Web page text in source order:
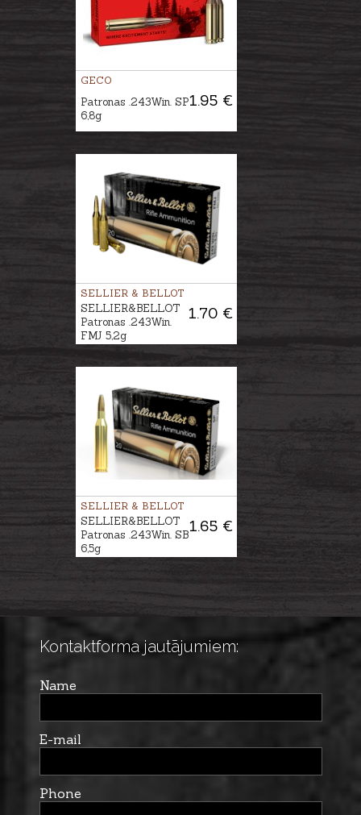
GECO
1.95 €
Patronas .243Win. SP
6,8g
SELLIER & BELLOT
1.70 €
SELLIER&BELLOT
Patronas .243Win.
FMJ 5,2g
SELLIER & BELLOT
1.65 €
SELLIER&BELLOT
Patronas .243Win. SB
6,5g
Kontaktforma jautājumiem:
Name
E-mail
Phone